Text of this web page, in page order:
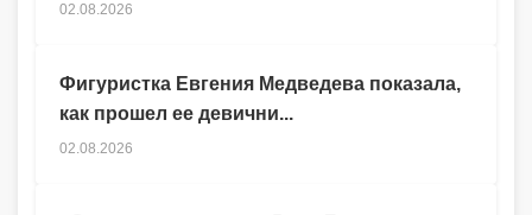
02.08.2026
Фигуристка Евгения Медведева показала,
как прошел ее девични...
02.08.2026